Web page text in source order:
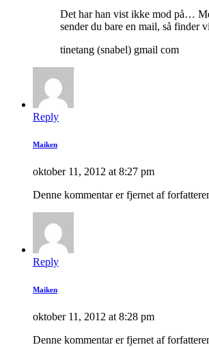
Det har han vist ikke mod på…
sender du bare en mail, så finder
tinetang (snabel) gmail com
Reply
Maiken
oktober 11, 2012 at 8:27 pm
Denne kommentar er fjernet af
Reply
Maiken
oktober 11, 2012 at 8:28 pm
Denne kommentar er fjernet af